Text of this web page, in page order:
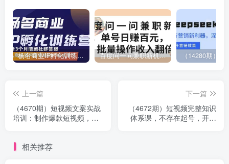
杨名商业IP孵化训练营，从商业到内容到转化一站式学 价值5980元 百度问一问兼职新机遇，单号日赚百元，批量操作收入翻倍
上一篇
（4670期）短视频文案实战
培训：制作爆款短视频，轻
下一篇
（4672期）短视频完整知识
体系课，不存在起号，开始
相关推荐